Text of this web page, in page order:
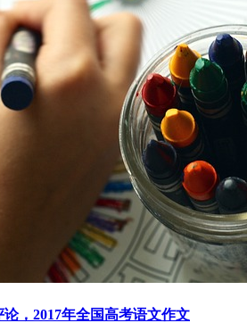
论，2017年全国高考语文作文